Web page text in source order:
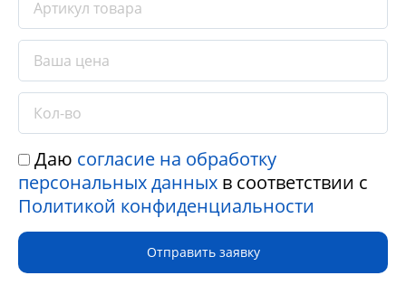
Даю согласие на обработку
персональных данных в соответствии с
Политикой конфиденциальности
Отправить заявку